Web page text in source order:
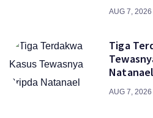
AUG 7, 2026
Tiga
AUG 7, 2026